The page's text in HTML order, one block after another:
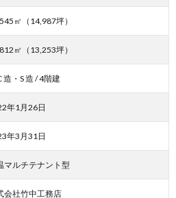
㎡（14,987坪）
㎡（13,253坪）
造・S 造 / 4階建
年1月26日
年3月31日
マルチテナント型
会社竹中工務店